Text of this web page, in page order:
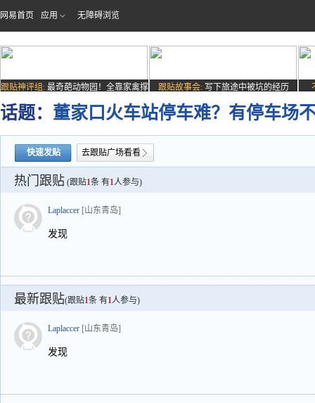
网易首页 应用 无障碍浏览
跟贴神评组: 最奇葩动物园！全靠家禽撑
场子
跟贴故事会: 写下旅途中被坑的经历
话题： 董家口火车站停车难？有停车场
快速发贴 去跟贴广场看看
热门跟贴 (跟贴1条 有1人参与)
Laplaccer [山东青岛]
发现
最新跟贴(跟贴1条 有1人参与)
Laplaccer [山东青岛]
发现